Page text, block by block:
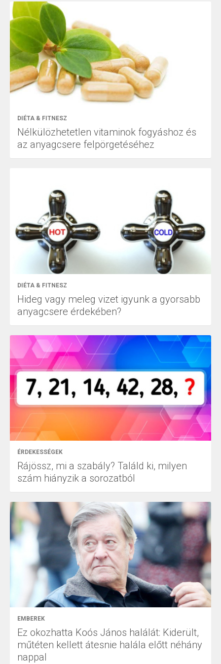
DIÉTA & FITNESZ
Nélkülözhetetlen vitaminok fogyáshoz és
az anyagcsere felpörgetéséhez
DIÉTA & FITNESZ
Hideg vagy meleg vizet igyunk a gyorsabb
anyagcsere érdekében?
ÉRDEKESSÉGEK
Rájössz, mi a szabály? Találd ki, milyen
szám hiányzik a sorozatból
EMBEREK
Ez okozhatta Koós János halálát: Kiderült,
műtéten kellett átesnie halála előtt néhány
nappal